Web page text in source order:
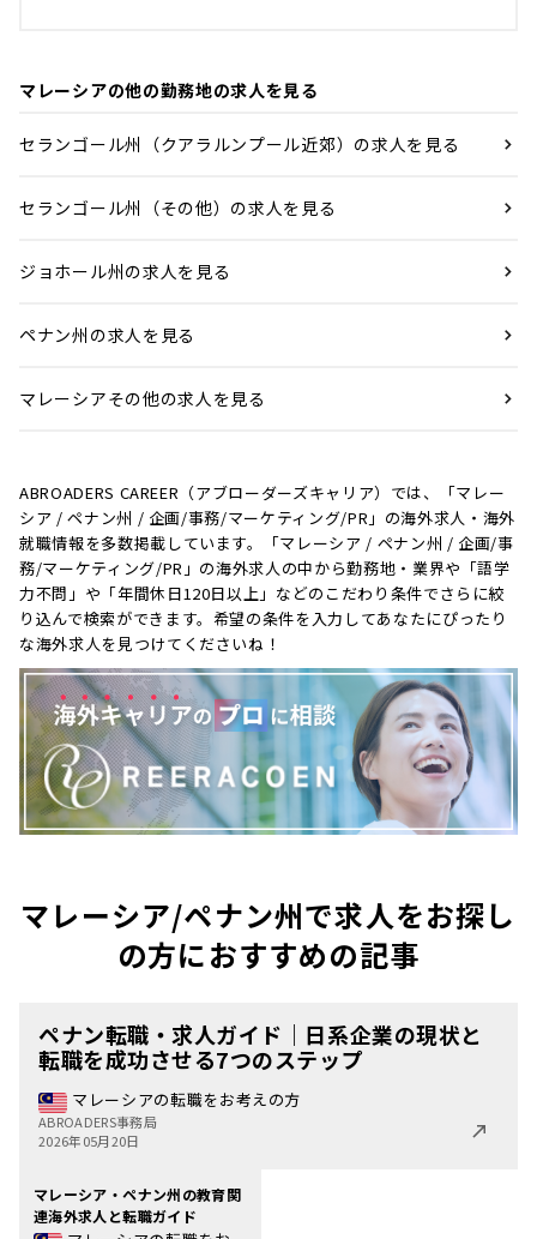
マレーシアの他の勤務地の求人を見る
セランゴール州（クアラルンプール近郊）の求人を見る
セランゴール州（その他）の求人を見る
ジョホール州の求人を見る
ペナン州の求人を見る
マレーシアその他の求人を見る
ABROADERS CAREER（アブローダーズキャリア）では、「マレー
シア / ペナン州 / 企画/事務/マーケティング/PR」の海外求人・海外
就職情報を多数掲載しています。「マレーシア / ペナン州 / 企画/事
務/マーケティング/PR」の海外求人の中から勤務地・業界や「語学
力不問」や「年間休日120日以上」などのこだわり条件でさらに絞
り込んで検索ができます。希望の条件を入力してあなたにぴったり
な海外求人を見つけてくださいね！
マレーシア/ペナン州で求人をお探し
の方におすすめの記事
ペナン転職・求人ガイド｜日系企業の現状と
転職を成功させる7つのステップ
マレーシアの転職をお考えの方
ABROADERS事務局
2026年05月20日
マレーシア・ペナン州の教育関
連海外求人と転職ガイド